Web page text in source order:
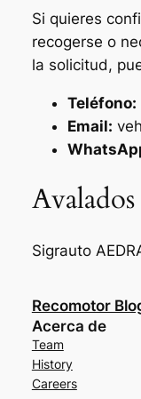
Si quieres
recogerse o
la solicitud,
Teléfono:
Email:
Sigrauto
Recomotor
Acerca de
Team
History
Careers